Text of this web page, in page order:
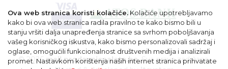
© 2026mail.prodavnicaalata.ba. Sva prava zadržana.
Ova web stranica koristi kolačiće. Kolačiće upotrebljavamo
kako bi ova web stranica radila pravilno te kako bismo bili u
stanju vršiti dalja unapređenja stranice sa svrhom poboljšavanja
vašeg korisničkog iskustva, kako bismo personalizovali sadržaj i
oglase, omogućili funkcionalnost društvenih medija i analizirali
promet. Nastavkom korištenja naših internet stranica prihvatate